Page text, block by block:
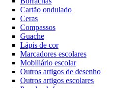
Cartão ondulado
Ceras
Compassos
Guache
Lápis de cor
Marcadores escolares
Mobiliário escolar
Outros artigos de desenho
Outros artigos escolares